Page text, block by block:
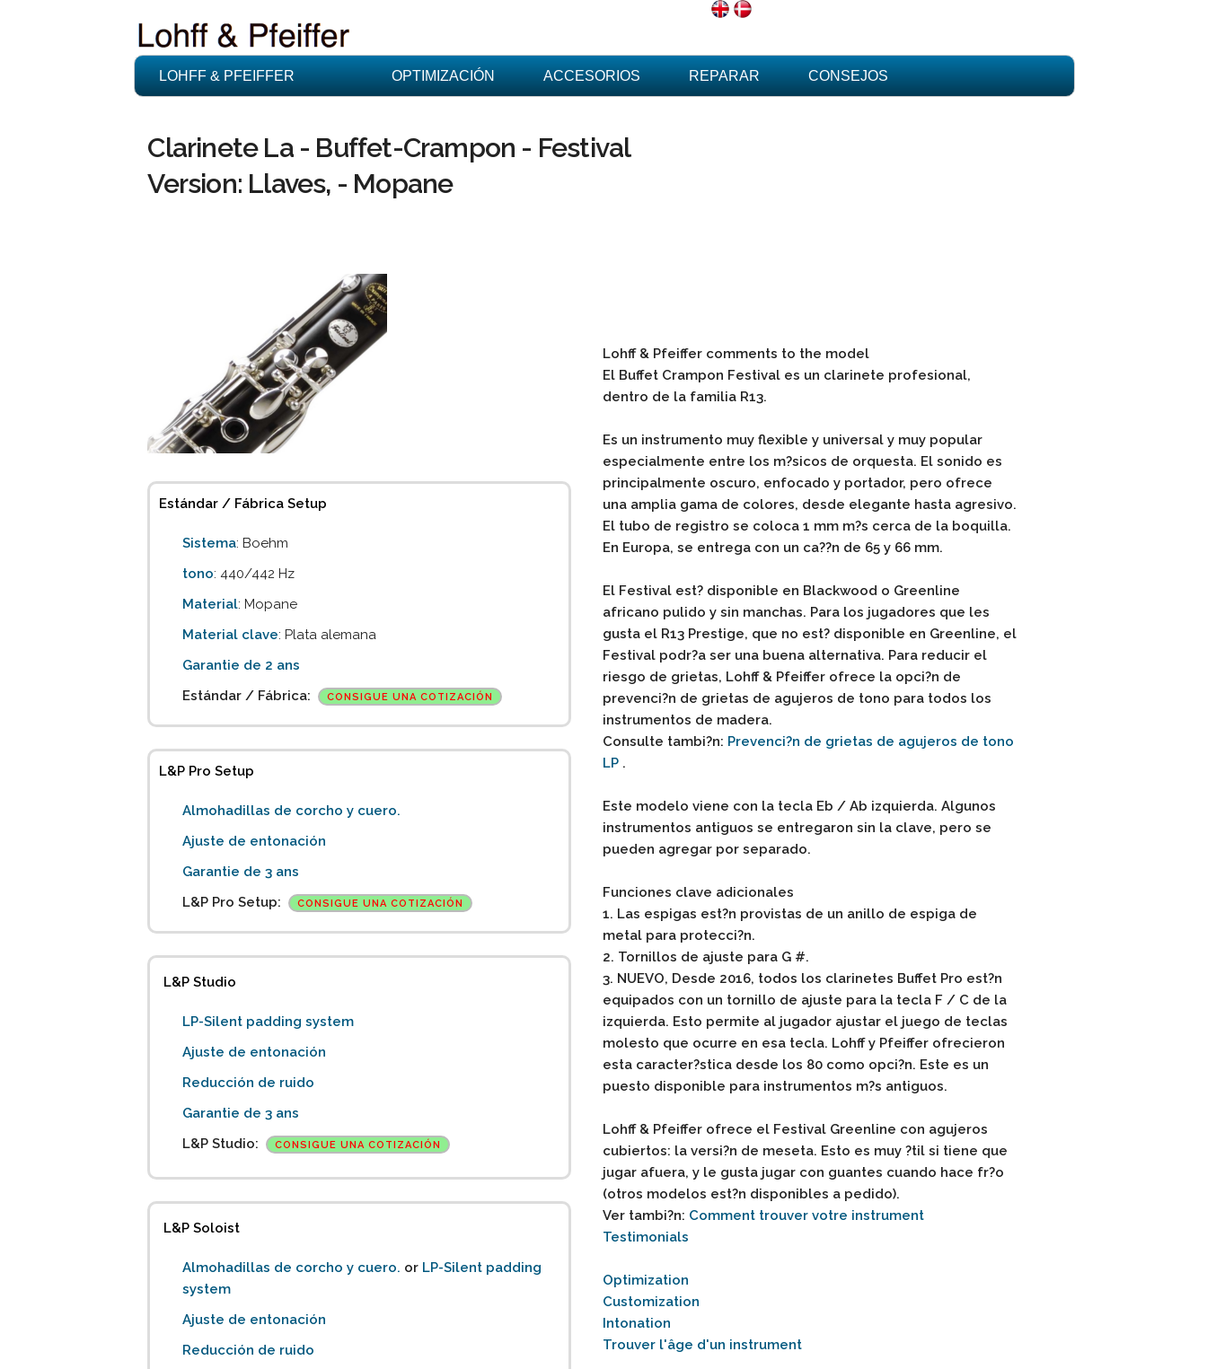
LOHFF & PFEIFFER OPTIMIZACIÓN ACCESORIOS REPARAR CONSEJOS
Clarinete La - Buffet-Crampon - Festival
Version: Llaves, - Mopane
Estándar / Fábrica Setup
Sistema: Boehm
tono: 440/442 Hz
Material: Mopane
Material clave: Plata alemana
Garantie de 2 ans
Estándar / Fábrica:
CONSIGUE UNA COTIZACIÓN
L&P Pro Setup
Almohadillas de corcho y cuero.
Ajuste de entonación
Garantie de 3 ans
L&P Pro Setup:
CONSIGUE UNA COTIZACIÓN
L&P Studio
LP-Silent padding system
Ajuste de entonación
Reducción de ruido
Garantie de 3 ans
L&P Studio:
CONSIGUE UNA COTIZACIÓN
L&P Soloist
Almohadillas de corcho y cuero. or LP-Silent padding
system
Ajuste de entonación
Reducción de ruido
Lohff & Pfeiffer comments to the model
El Buffet Crampon Festival es un clarinete profesional,
dentro de la familia R13.
Es un instrumento muy flexible y universal y muy popular
especialmente entre los m?sicos de orquesta. El sonido es
principalmente oscuro, enfocado y portador, pero ofrece
una amplia gama de colores, desde elegante hasta agresivo.
El tubo de registro se coloca 1 mm m?s cerca de la boquilla.
En Europa, se entrega con un ca??n de 65 y 66 mm.
El Festival est? disponible en Blackwood o Greenline
africano pulido y sin manchas. Para los jugadores que les
gusta el R13 Prestige, que no est? disponible en Greenline, el
Festival podr?a ser una buena alternativa. Para reducir el
riesgo de grietas, Lohff & Pfeiffer ofrece la opci?n de
prevenci?n de grietas de agujeros de tono para todos los
instrumentos de madera.
Consulte tambi?n: Prevenci?n de grietas de agujeros de tono
LP .
Este modelo viene con la tecla Eb / Ab izquierda. Algunos
instrumentos antiguos se entregaron sin la clave, pero se
pueden agregar por separado.
Funciones clave adicionales
1. Las espigas est?n provistas de un anillo de espiga de
metal para protecci?n.
2. Tornillos de ajuste para G #.
3. NUEVO, Desde 2016, todos los clarinetes Buffet Pro est?n
equipados con un tornillo de ajuste para la tecla F / C de la
izquierda. Esto permite al jugador ajustar el juego de teclas
molesto que ocurre en esa tecla. Lohff y Pfeiffer ofrecieron
esta caracter?stica desde los 80 como opci?n. Este es un
puesto disponible para instrumentos m?s antiguos.
Lohff & Pfeiffer ofrece el Festival Greenline con agujeros
cubiertos: la versi?n de meseta. Esto es muy ?til si tiene que
jugar afuera, y le gusta jugar con guantes cuando hace fr?o
(otros modelos est?n disponibles a pedido).
Ver tambi?n: Comment trouver votre instrument
Testimonials
Optimization
Customization
Intonation
Trouver l'âge d'un instrument